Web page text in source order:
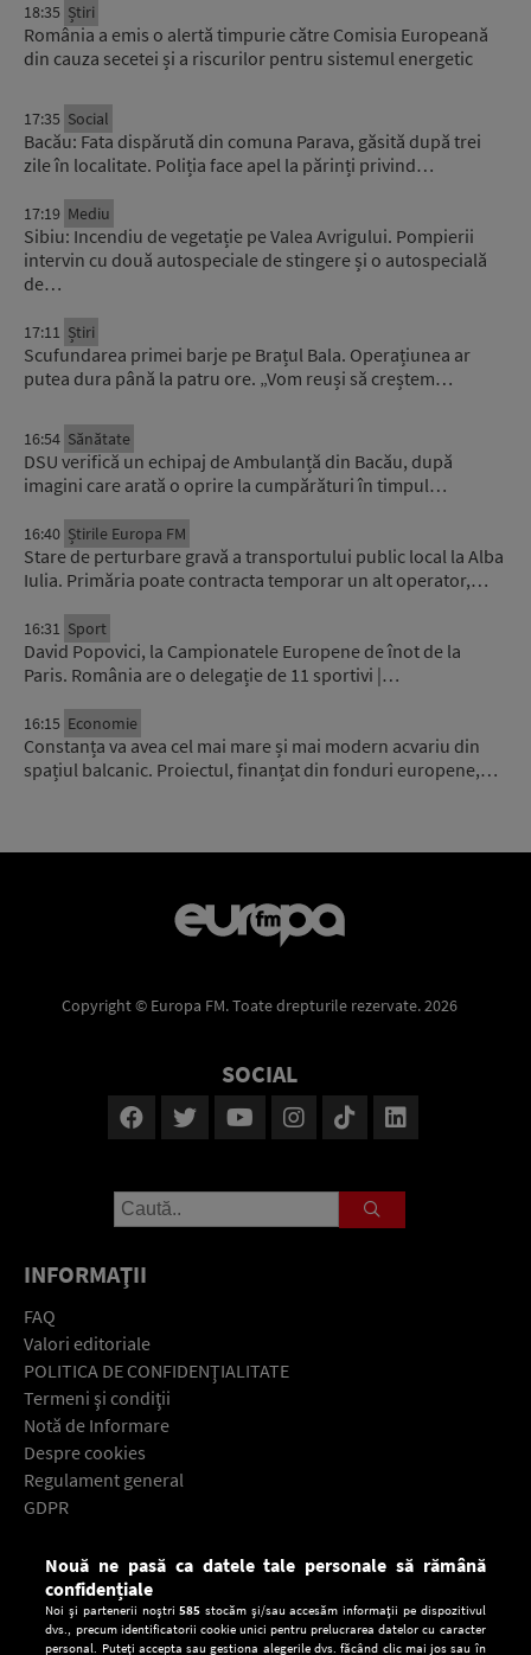
18:35 Știri
România a emis o alertă timpurie către Comisia Europeană
din cauza secetei și a riscurilor pentru sistemul energetic
17:35 Social
Bacău: Fata dispărută din comuna Parava, găsită după trei
zile în localitate. Poliția face apel la părinți privind…
17:19 Mediu
Sibiu: Incendiu de vegetație pe Valea Avrigului. Pompierii
intervin cu două autospeciale de stingere și o autospecială
de…
17:11 Știri
Scufundarea primei barje pe Brațul Bala. Operațiunea ar
putea dura până la patru ore. „Vom reuși să creștem…
16:54 Sănătate
DSU verifică un echipaj de Ambulanță din Bacău, după
imagini care arată o oprire la cumpărături în timpul…
16:40 Știrile Europa FM
Stare de perturbare gravă a transportului public local la Alba
Iulia. Primăria poate contracta temporar un alt operator,…
16:31 Sport
David Popovici, la Campionatele Europene de înot de la
Paris. România are o delegație de 11 sportivi |…
16:15 Economie
Constanța va avea cel mai mare și mai modern acvariu din
spațiul balcanic. Proiectul, finanțat din fonduri europene,…
Copyright © Europa FM. Toate drepturile rezervate. 2026
SOCIAL
INFORMAŢII
FAQ
Valori editoriale
POLITICA DE CONFIDENŢIALITATE
Termeni şi condiţii
Notă de Informare
Despre cookies
Regulament general
GDPR
Descarcă gratuit aplicaţia Europa FM pentru smartphone:
Nouă ne pasă ca datele tale personale să rămână
confidențiale
Noi și partenerii noștri585 stocăm și/sau accesăm informații pe dispozitivul
dvs., precum identificatorii cookie unici pentru prelucrarea datelor cu caracter
personal. Puteți accepta sau gestiona alegerile dvs. făcând clic mai jos sau în